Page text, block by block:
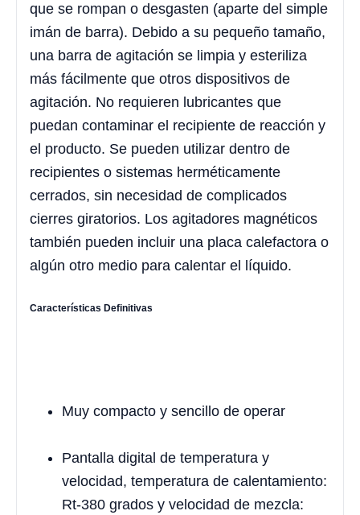
que se rompan o desgasten (aparte del simple
imán de barra). Debido a su pequeño tamaño,
una barra de agitación se limpia y esteriliza
más fácilmente que otros dispositivos de
agitación. No requieren lubricantes que
puedan contaminar el recipiente de reacción y
el producto. Se pueden utilizar dentro de
recipientes o sistemas herméticamente
cerrados, sin necesidad de complicados
cierres giratorios. Los agitadores magnéticos
también pueden incluir una placa calefactora o
algún otro medio para calentar el líquido.
Características Definitivas
Muy compacto y sencillo de operar
Pantalla digital de temperatura y
velocidad, temperatura de calentamiento:
Rt-380 grados y velocidad de mezcla: